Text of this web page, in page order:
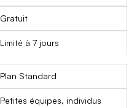
Gratuit
Limité à 7 jours
Plan Standard
Petites équipes, individus